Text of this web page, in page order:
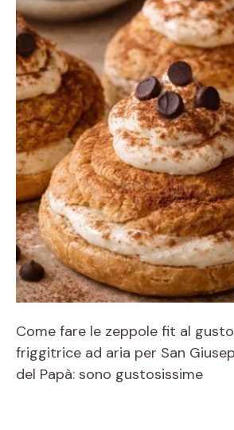
Come fare le zeppole fit al
friggitrice ad aria per San
del Papà: sono gustosissime